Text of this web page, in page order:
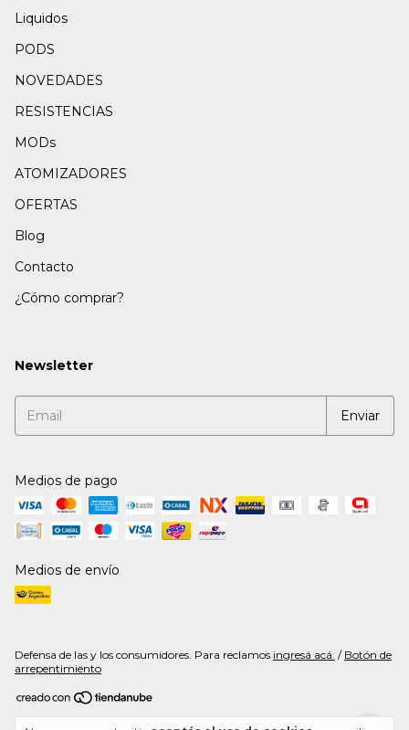
Liquidos
PODS
NOVEDADES
RESISTENCIAS
MODs
ATOMIZADORES
OFERTAS
Blog
Contacto
¿Cómo comprar?
Newsletter
Medios de pago
Medios de envío
Defensa de las y los consumidores. Para reclamos ingresá acá. / Botón de
arrepentimiento
Copyright Captain Flavour - 20291467572 - 2026. Todos los derechos